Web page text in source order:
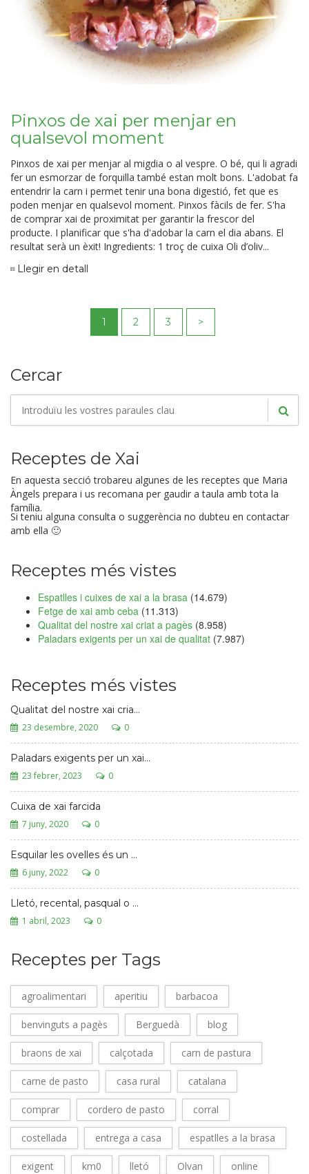
Pinxos de xai per menjar en
qualsevol moment
Pinxos de xai per menjar al migdia o al vespre. O bé, qui li agradi
fer un esmorzar de forquilla també estan molt bons. L'adobat fa
entendrir la carn i permet tenir una bona digestió, fet que es
poden menjar en qualsevol moment. Pinxos fàcils de fer. S'ha
de comprar xai de proximitat per garantir la frescor del
producte. I planificar que s'ha d'adobar la carn el dia abans. El
resultat serà un èxit! Ingredients: 1 troç de cuixa Oli d’oliv...
Llegir en detall
1 2 3 >
Cercar
Receptes de Xai
En aquesta secció trobareu algunes de les receptes que Maria
Àngels prepara i us recomana per gaudir a taula amb tota la
família.
Si teniu alguna consulta o suggerència no dubteu en contactar
amb ella 🙂
Receptes més vistes
Espatlles i cuixes de xai a la brasa (14.679)
Fetge de xai amb ceba (11.313)
Qualitat del nostre xai criat a pagès (8.958)
Paladars exigents per un xai de qualitat (7.987)
Receptes més vistes
Qualitat del nostre xai cria...
23 desembre, 2020 0
Paladars exigents per un xai...
23 febrer, 2023 0
Cuixa de xai farcida
7 juny, 2020 0
Esquilar les ovelles és un ...
6 juny, 2022 0
Lletó, recental, pasqual o ...
1 abril, 2023 0
Receptes per Tags
agroalimentari aperitiu barbacoa
benvinguts a pagès Berguedà blog
braons de xai calçotada carn de pastura
carne de pasto casa rural catalana
comprar cordero de pasto corral
costellada entrega a casa espatlles a la brasa
exigent km0 lletó Olvan online